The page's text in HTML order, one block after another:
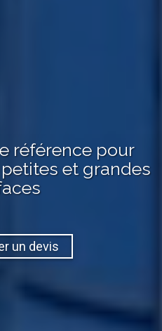
référence pour
et grandes
un devis